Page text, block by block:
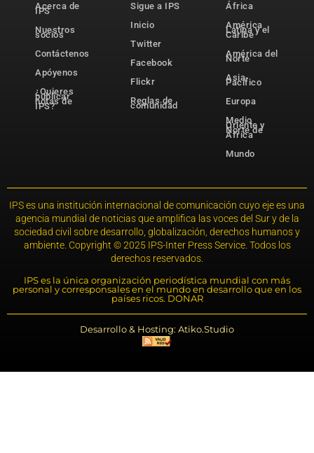
Acerca de
IPS
Nuestros
socios
Contáctenos
Apóyenos
¿Quieres
publicar
notas de
IPS?
Sigue a IPS
Inicio
Twitter
Facebook
Flickr
Reglas de
comunidad
África
América
Latina y el
Caribe
América del
Norte
Asia-
Pacífico
Europa
Medio
Oriente y
Norte de
África
Mundo
IPS es una institución internacional de comunicación cuyo eje es una
agencia mundial de noticias que amplifica las voces del Sur y de la
sociedad civil sobre desarrollo, globalización, derechos humanos y
ambiente. Copyright © 2025 IPS-Inter Press Service. Todos los
derechos reservados.
IPS es la única organización periodística mundial con más
personal y corresponsales en el mundo en desarrollo que en los
países ricos. DONAR
Desarrollo & Hosting: Atiko.Studio